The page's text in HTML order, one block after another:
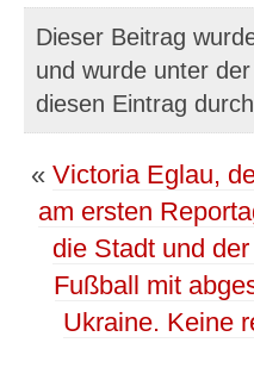
Dieser Beitrag
und wurde unter
diesen Eintrag
« Victoria Eglau,
am ersten
die Stadt und
Fußball mit
Ukraine. Keine